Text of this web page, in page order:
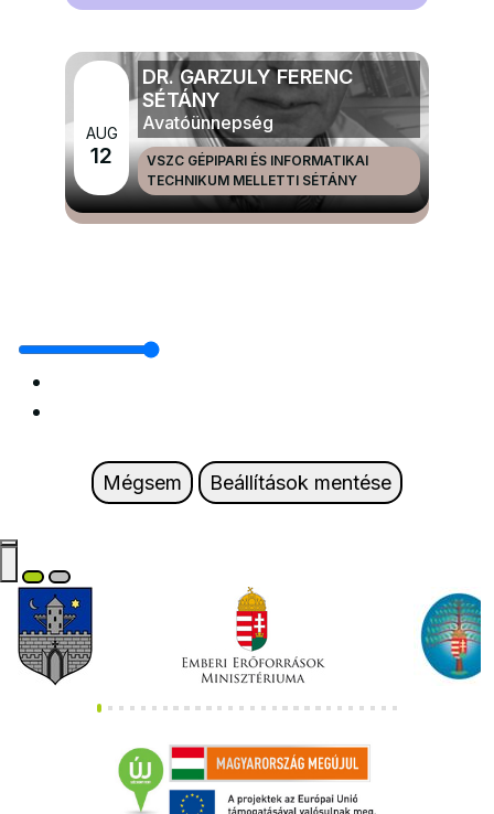
AUG
12
DR. GARZULY FERENC
SÉTÁNY
Avatóünnepség
VSZC GÉPIPARI ÉS INFORMATIKAI
TECHNIKUM MELLETTI SÉTÁNY
MÉG TÖBB NAGYRENDEZVÉNYEK ÉS ÜNNEPEK
Mégsem Beállítások mentése